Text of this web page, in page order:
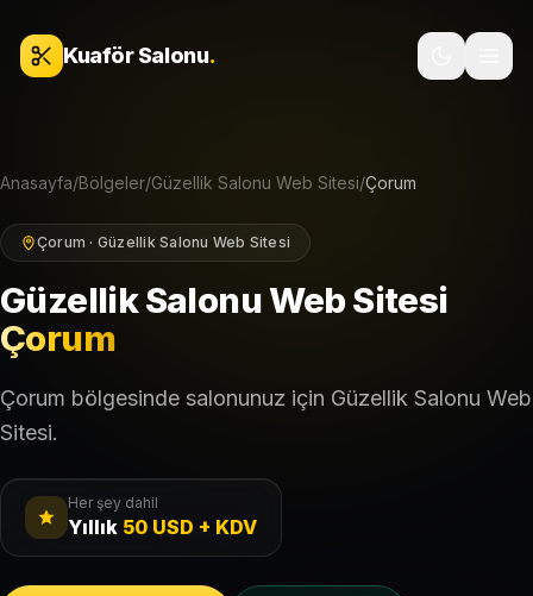
Kuaför Salonu.
Anasayfa/Bölgeler/Güzellik Salonu Web Sitesi/Çorum
Çorum · Güzellik Salonu Web Sitesi
Güzellik Salonu Web Sitesi
Çorum
Çorum bölgesinde salonunuz için Güzellik Salonu Web
Sitesi.
Her şey dahil
Yıllık 50 USD + KDV